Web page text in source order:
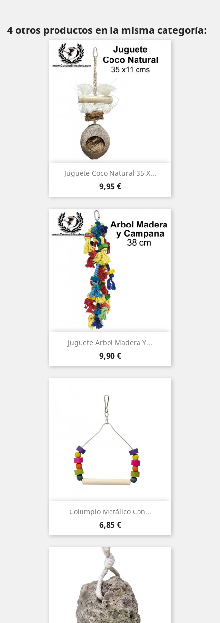
4 otros productos en la misma categoría:
Juguete Coco Natural 35 X...
Precio
9,95 €
Juguete Arbol Madera Y...
Precio
9,90 €
Columpio Metálico Con...
Precio
6,85 €